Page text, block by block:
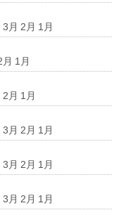
3月 2月 1月
月 1月
2月 1月
3月 2月 1月
3月 2月 1月
3月 2月 1月